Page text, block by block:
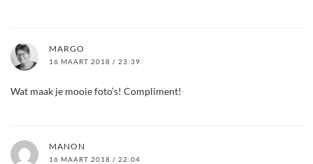
MARGO
16 MAART 2018 / 23:39
Wat maak je mooie foto’s! Compliment!
MANON
16 MAART 2018 / 22:04